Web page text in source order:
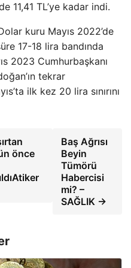
11,41 TL’ye kadar indi.
kuru Mayıs 2022’de
17-18 lira bandında
2023 Cumhurbaşkanı
tekrar
ilk kez 20 lira sınırını
önce
Baş Ağrısı
Beyin
Tümörü
Habercisi
mi? –
SAĞLIK →